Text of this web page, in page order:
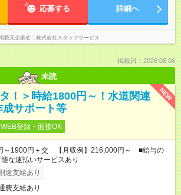
応募する 詳細へ
載元企業名 株式会社スタッフサービス
掲載日：2026.08.06
未読
NEW
！＞時給1800円～！水道関連
サポート等
WEB登録・面接OK
～1900円＋交 【月収例】216,000円～ ■給与の
な速払いサービスあり
途支給あり
費支給あり